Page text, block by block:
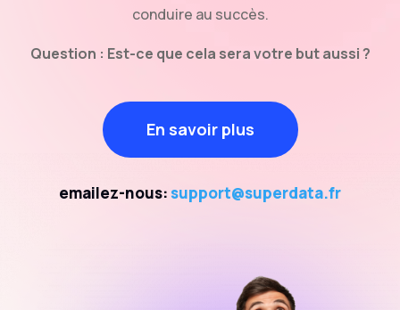
conduire au succès.
Question : Est-ce que cela sera votre but aussi ?
En savoir plus
emailez-nous: support@superdata.fr